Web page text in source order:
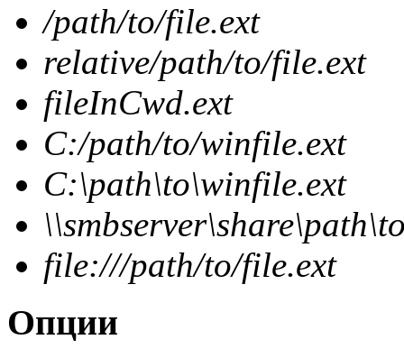
/path/to/file.ext
relative/path/to/file.ext
fileInCwd.ext
C:/path/to/winfile.ext
C:\path\to\winfile.ext
file:///path/to/file.ext
Опции